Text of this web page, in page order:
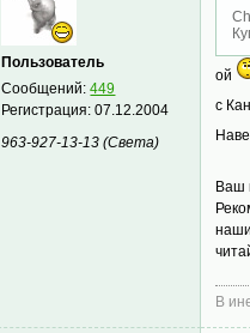
Пользователь
Сообщений:449
Регистрация:07.12.2004
963-927-13-13 (Света)
ой
с
Ваш
В